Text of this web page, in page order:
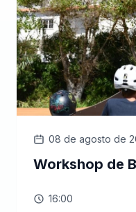
08 de agosto de
Workshop de
16:00